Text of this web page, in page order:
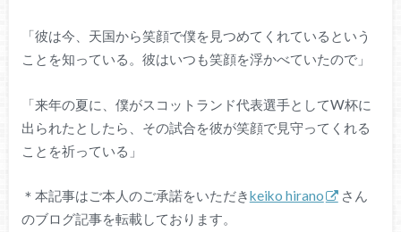
「彼は今、天国から笑顔で僕を見つめてくれているという
ことを知っている。彼はいつも笑顔を浮かべていたので」
「来年の夏に、僕がスコットランド代表選手としてW杯に
出られたとしたら、その試合を彼が笑顔で見守ってくれる
ことを祈っている」
＊本記事はご本人のご承諾をいただきkeiko hirano
さん
のブログ記事を転載しております。